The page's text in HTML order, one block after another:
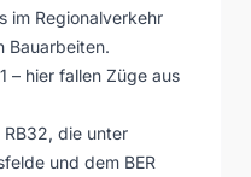
im Regionalverkehr
Bauarbeiten.
– hier fallen Züge aus
die unter
und dem BER